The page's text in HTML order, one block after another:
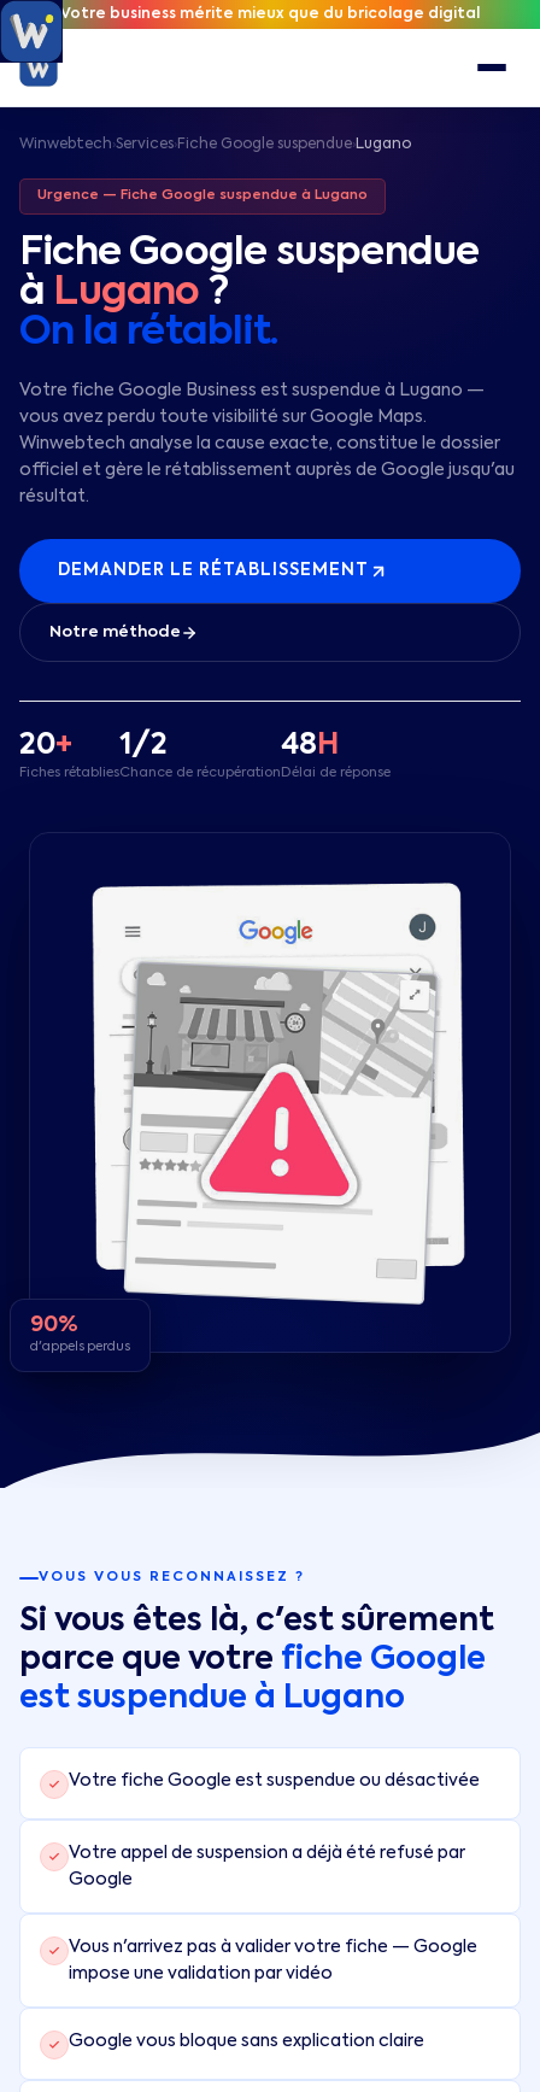
Votre business mérite mieux que du bricolage digital
Winwebtech ›Services› Fiche Google suspendue› Lugano
Urgence — Fiche Google suspendue à Lugano
Fiche Google suspendue
à Lugano ?
On la rétablit.
Votre fiche Google Business est suspendue à Lugano —
vous avez perdu toute visibilité sur Google Maps.
Winwebtech analyse la cause exacte, constitue le dossier
officiel et gère le rétablissement auprès de Google jusqu'au
résultat.
DEMANDER LE RÉTABLISSEMENT
Notre méthode
20+
Fiches rétablies
1/2
Chance de récupération
48 H
Délai de réponse
90%
d'appels perdus
VOUS VOUS RECONNAISSEZ ?
Si vous êtes là, c'est sûrement
parce que votre fiche Google
est suspendue à Lugano
Votre fiche Google est suspendue ou désactivée
Votre appel de suspension a déjà été refusé par
Google
Vous n'arrivez pas à valider votre fiche — Google
impose une validation par vidéo
Google vous bloque sans explication claire